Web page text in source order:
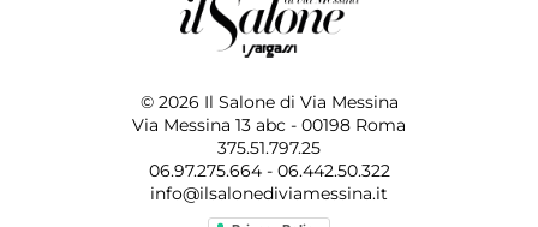
© 2026 Il Salone di Via Messina
Via Messina 13 abc - 00198 Roma
375.51.797.25
06.97.275.664 - 06.442.50.322
info@ilsalonediviamessina.it